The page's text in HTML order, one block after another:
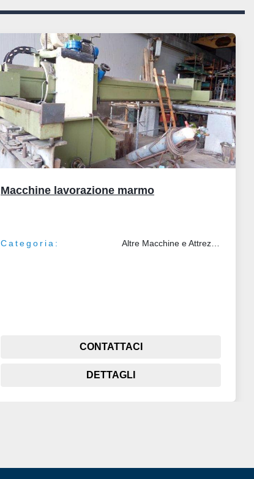
Macchine lavorazione marmo
Categoria:
CONTATTACI
DETTAGLI